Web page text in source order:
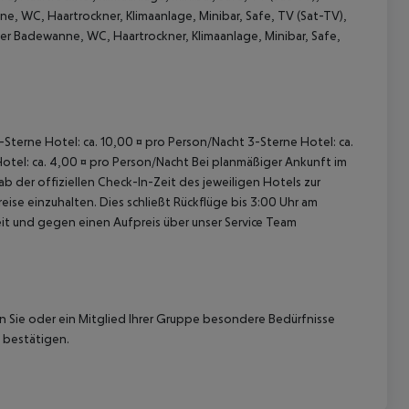
WC, Haartrockner, Klimaanlage, Minibar, Safe, TV (Sat-TV),
WC, Haartrockner, Klimaanlage, Minibar, Safe,
Hotel: ca. 10,00 ¤ pro Person/Nacht 3-Sterne Hotel: ca.
ca. 4,00 ¤ pro Person/Nacht Bei planmäßiger Ankunft im
der offiziellen Check-In-Zeit des jeweiligen Hotels zur
einzuhalten. Dies schließt Rückflüge bis 3:00 Uhr am
gegen einen Aufpreis über unser Service Team
oder ein Mitglied Ihrer Gruppe besondere Bedürfnisse
bestätigen.
akzeptieren